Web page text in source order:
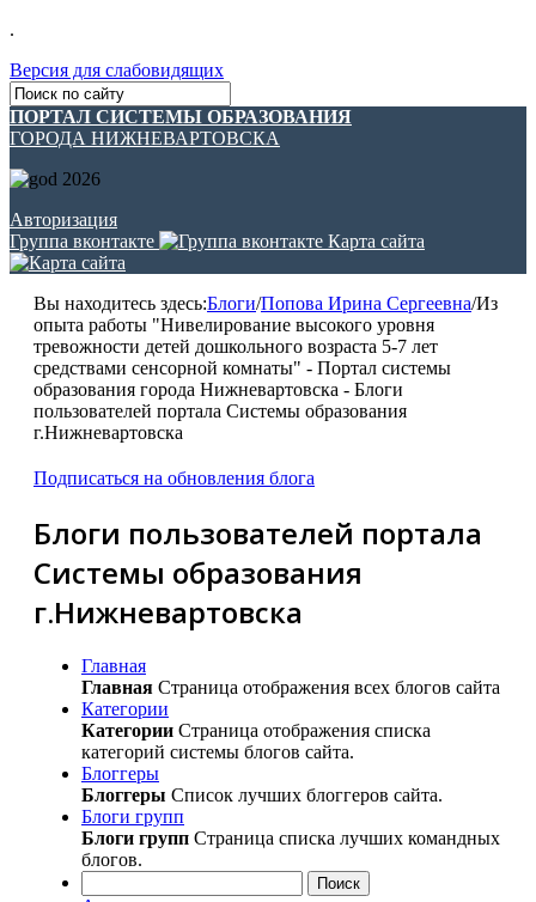
.
Версия для слабовидящих
ПОРТАЛ СИСТЕМЫ ОБРАЗОВАНИЯ
ГОРОДА НИЖНЕВАРТОВСКА
Авторизация
Группа вконтакте
Карта сайта
Вы находитесь здесь:Блоги/Попова Ирина Сергеевна/Из
опыта работы "Нивелирование высокого уровня
тревожности детей дошкольного возраста 5-7 лет
средствами сенсорной комнаты" - Портал системы
образования города Нижневартовска - Блоги
пользователей портала Системы образования
г.Нижневартовска
Подписаться на обновления блога
Блоги пользователей портала
Системы образования
г.Нижневартовска
Главная
Главная Страница отображения всех блогов сайта
Категории
Категории Страница отображения списка
категорий системы блогов сайта.
Блоггеры
Блоггеры Список лучших блоггеров сайта.
Блоги групп
Блоги групп Страница списка лучших командных
блогов.
Поиск